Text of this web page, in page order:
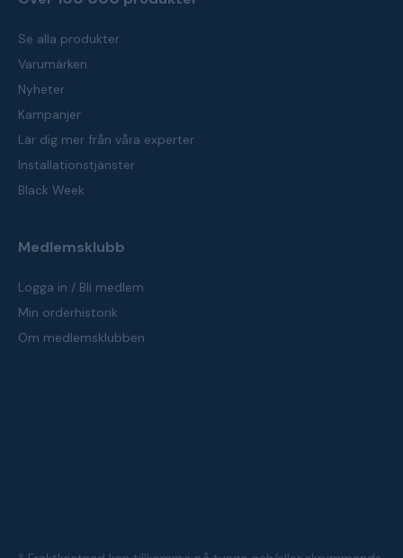
Se alla produkter
Varumärken
Nyheter
Kampanjer
Lär dig mer från våra experter
Installationstjänster
Black Week
Medlemsklubb
Logga in / Bli medlem
Min orderhistorik
Om medlemsklubben